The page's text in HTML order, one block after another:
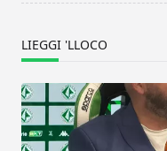
LIEGGI 'LLOCO